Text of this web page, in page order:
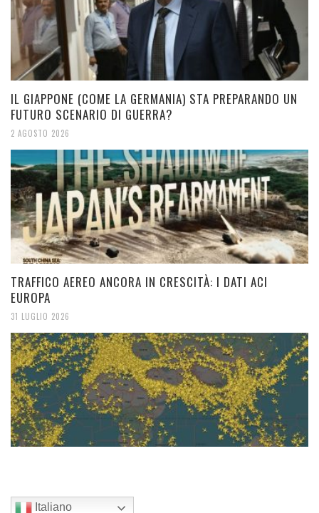
IL GIAPPONE (COME LA GERMANIA) STA PREPARANDO UN
FUTURO SCENARIO DI GUERRA?
2 AGOSTO 2026
TRAFFICO AEREO ANCORA IN CRESCITÀ: I DATI ACI
EUROPA
31 LUGLIO 2026
Italiano